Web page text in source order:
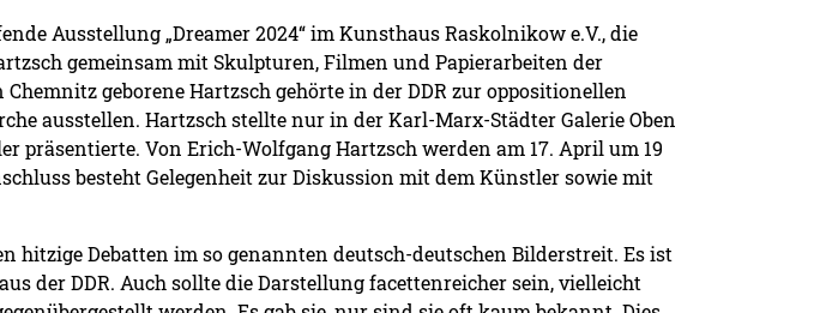
Ausstellung „Dreamer 2024“ im Kunsthaus Raskolnikow e.V., die
gemeinsam mit Skulpturen, Filmen und Papierarbeiten der
geborene Hartzsch gehörte in der DDR zur oppositionellen
ausstellen. Hartzsch stellte nur in der Karl-Marx-Städter Galerie Oben
präsentierte. Von Erich-Wolfgang Hartzsch werden am 17. April um 19
besteht Gelegenheit zur Diskussion mit dem Künstler sowie mit
Debatten im so genannten deutsch-deutschen Bilderstreit. Es ist
der DDR. Auch sollte die Darstellung facettenreicher sein, vielleicht